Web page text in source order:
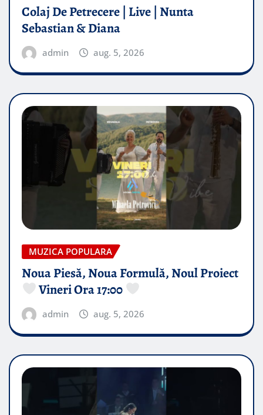
Colaj De Petrecere | Live | Nunta
Sebastian & Diana
admin aug. 5, 2026
MUZICA POPULARA
Noua Piesă, Noua Formulă, Noul Proiect
Vineri Ora 17:00
admin aug. 5, 2026